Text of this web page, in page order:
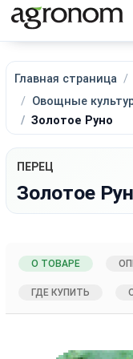
Главная страница
Овощные
Золотое Руно
ПЕРЕЦ
Золотое
О ТОВАРЕ
ГДЕ КУПИТЬ